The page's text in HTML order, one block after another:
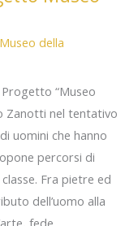
Museo della
“Museo
Zanotti nel tentativo
uomini che hanno
percorsi di
Fra pietre ed
dell’uomo alla
fede